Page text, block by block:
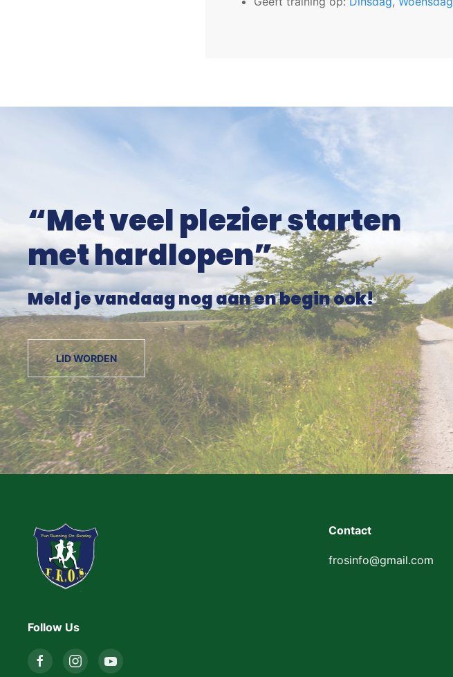
“Met veel plezier starten
met hardlopen”
Meld je vandaag nog aan en begin ook!
LID WORDEN
Follow Us
Contact
frosinfo@gmail.com